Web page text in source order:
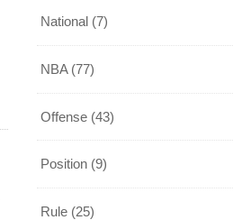
National (7)
NBA (77)
Offense (43)
Position (9)
Rule (25)